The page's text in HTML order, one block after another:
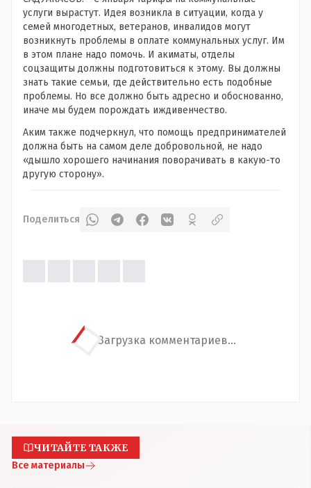
услуги вырастут. Идея возникла в ситуации, когда у
семей многодетных, ветеранов, инвалидов могут
возникнуть проблемы в оплате коммунальных услуг. Им
в этом плане надо помочь. И акиматы, отделы
соцзащиты должны подготовиться к этому. Вы должны
знать такие семьи, где действительно есть подобные
проблемы. Но все должно быть адресно и обоснованно,
иначе мы будем порождать иждивенчество.
Аким также подчеркнул, что помощь предпринимателей
должна быть на самом деле добровольной, не надо
«дышло хорошего начинания поворачивать в какую-то
другую сторону».
Поделиться
Загрузка комментариев...
ЧИТАЙТЕ ТАКЖЕ
Все материалы